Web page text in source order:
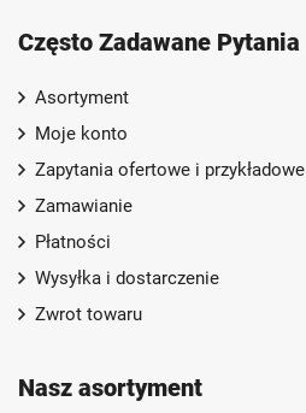
Często Zadawane Pytania
Asortyment
Moje konto
Zapytania ofertowe i przykładowe
Zamawianie
Płatności
Wysyłka i dostarczenie
Zwrot towaru
Nasz asortyment